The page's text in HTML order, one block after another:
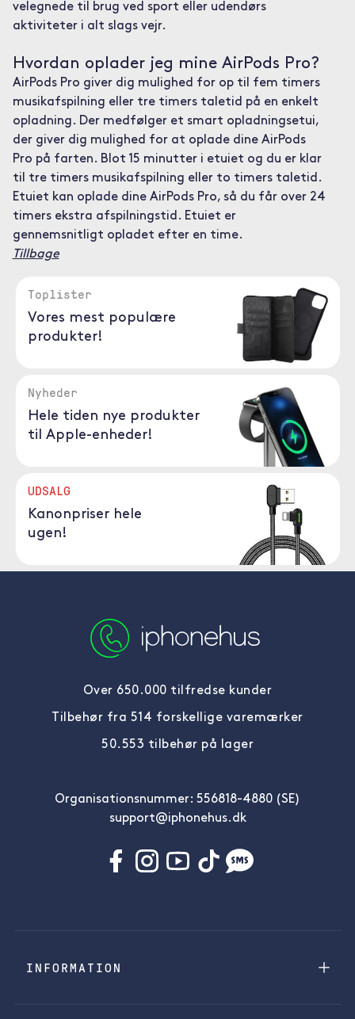
velegnede til brug ved sport eller udendørs
aktiviteter i alt slags vejr.
Hvordan oplader jeg mine AirPods Pro?
AirPods Pro giver dig mulighed for op til fem timers
musikafspilning eller tre timers taletid på en enkelt
opladning. Der medfølger et smart opladningsetui,
der giver dig mulighed for at oplade dine AirPods
Pro på farten. Blot 15 minutter i etuiet og du er klar
til tre timers musikafspilning eller to timers taletid.
Etuiet kan oplade dine AirPods Pro, så du får over 24
timers ekstra afspilningstid. Etuiet er
gennemsnitligt opladet efter en time.
Tillbage
Toplister
Vores mest populære
produkter!
Nyheder
Hele tiden nye produkter
til Apple-enheder!
UDSALG
Kanonpriser hele
ugen!
Over 650.000 tilfredse kunder
Tilbehør fra 514 forskellige varemærker
50.553 tilbehør på lager
Organisationsnummer: 556818-4880 (SE)
support@iphonehus.dk
INFORMATION